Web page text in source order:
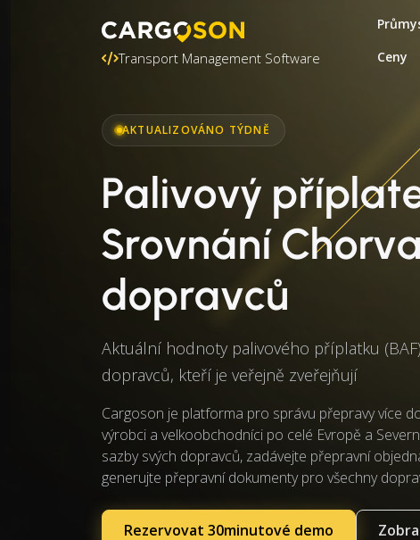
Transport Management Software
Ceny
AKTUALIZOVÁNO TÝDNĚ
Palivový
Srovnání
dopravců
Aktuální hodnoty palivového příplatku
dopravců, kteří je veřejně zveřejňují
Cargoson je platforma pro správu přepravy více
výrobci a velkoobchodníci po celé Evropě a
sazby svých dopravců, zadávejte přepravní
generujte přepravní dokumenty pro všechny
Rezervovat 30minutové demo